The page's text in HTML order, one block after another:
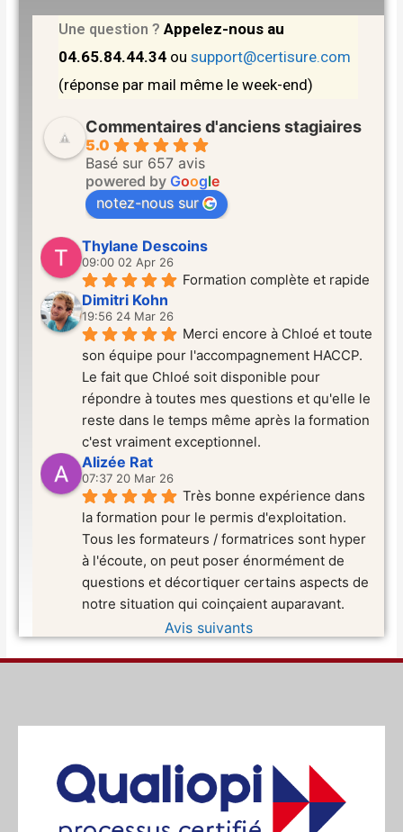
Une question ? Appelez-nous au
04.65.84.44.34 ousupport@certisure.com
(réponse par mail même le week-end)
Commentaires d'anciens stagiaires
5.0
Basé sur 657 avis
powered by Google
notez-nous sur
Thylane Descoins
09:00 02 Apr 26
Formation complète et rapide
Dimitri Kohn
19:56 24 Mar 26
Merci encore à Chloé et toute
son équipe pour l'accompagnement HACCP.
Le fait que Chloé soit disponible pour
répondre à toutes mes questions et qu'elle le
reste dans le temps même après la formation
c'est vraiment exceptionnel.
Alizée Rat
07:37 20 Mar 26
Très bonne expérience dans
la formation pour le permis d'exploitation.
Tous les formateurs / formatrices sont hyper
à l'écoute, on peut poser énormément de
questions et décortiquer certains aspects de
notre situation qui coinçaient auparavant.
Avis suivants